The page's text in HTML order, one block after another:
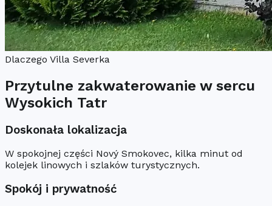
Dlaczego Villa Severka
Przytulne zakwaterowanie w sercu
Wysokich Tatr
Doskonała lokalizacja
W spokojnej części Nový Smokovec, kilka minut od
kolejek linowych i szlaków turystycznych.
Spokój i prywatność